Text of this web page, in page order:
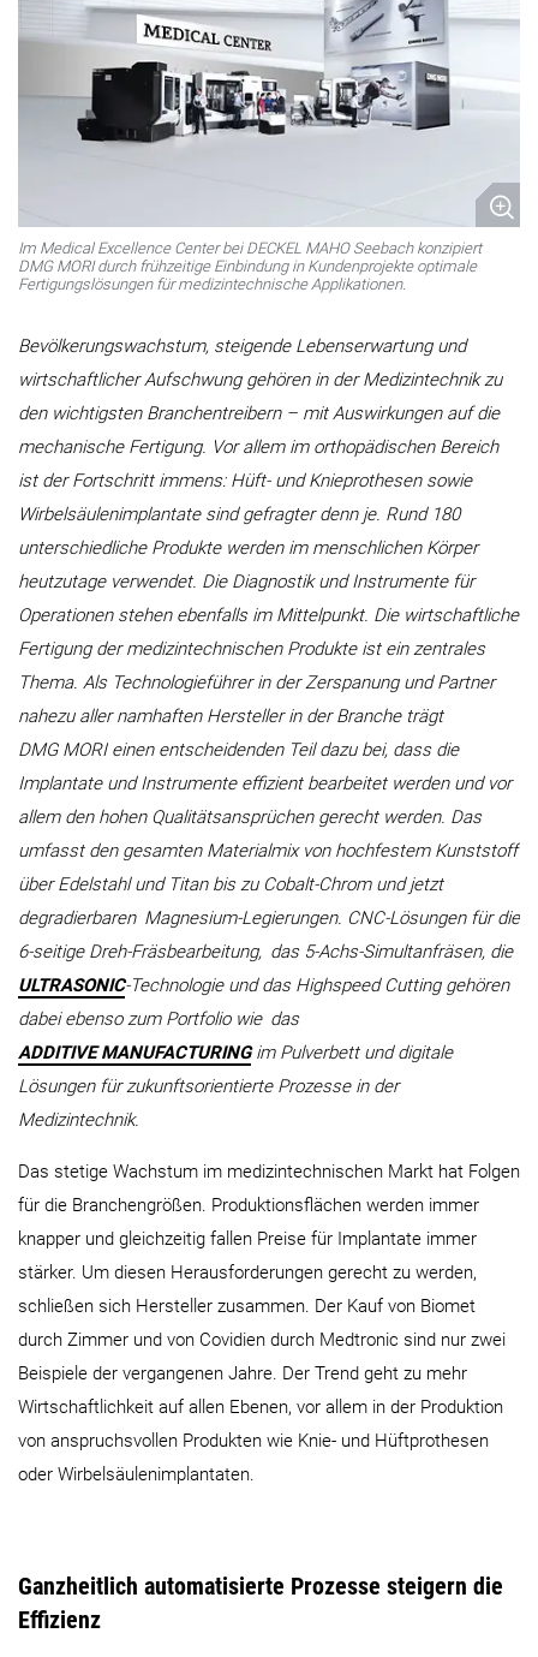
Im Medical Excellence Center bei DECKEL MAHO Seebach konzipiert
DMG MORI durch frühzeitige Einbindung in Kundenprojekte optimale
Fertigungslösungen für medizintechnische Applikationen.
Bevölkerungswachstum, steigende Lebenserwartung und
wirtschaftlicher Aufschwung gehören in der Medizintechnik zu
den wichtigsten Branchentreibern – mit Auswirkungen auf die
mechanische Fertigung. Vor allem im orthopädischen Bereich
ist der Fortschritt immens: Hüft- und Knieprothesen sowie
Wirbelsäulenimplantate sind gefragter denn je. Rund 180
unterschiedliche Produkte werden im menschlichen Körper
heutzutage verwendet. Die Diagnostik und Instrumente für
Operationen stehen ebenfalls im Mittelpunkt. Die wirtschaftliche
Fertigung der medizintechnischen Produkte ist ein zentrales
Thema. Als Technologieführer in der Zerspanung und Partner
nahezu aller namhaften Hersteller in der Branche trägt
DMG MORI einen entscheidenden Teil dazu bei, dass die
Implantate und Instrumente effizient bearbeitet werden und vor
allem den hohen Qualitätsansprüchen gerecht werden. Das
umfasst den gesamten Materialmix von hochfestem Kunststoff
über Edelstahl und Titan bis zu Cobalt-Chrom und jetzt
degradierbaren Magnesium-Legierungen. CNC-Lösungen für die
6-seitige Dreh-Fräsbearbeitung, das 5-Achs-Simultanfräsen, die
ULTRASONIC-Technologie und das Highspeed Cutting gehören
dabei ebenso zum Portfolio wie das
ADDITIVE MANUFACTURINGim Pulverbett und digitale
Lösungen für zukunftsorientierte Prozesse in der
Medizintechnik.
Das stetige Wachstum im medizintechnischen Markt hat Folgen
für die Branchengrößen. Produktionsflächen werden immer
knapper und gleichzeitig fallen Preise für Implantate immer
stärker. Um diesen Herausforderungen gerecht zu werden,
schließen sich Hersteller zusammen. Der Kauf von Biomet
durch Zimmer und von Covidien durch Medtronic sind nur zwei
Beispiele der vergangenen Jahre. Der Trend geht zu mehr
Wirtschaftlichkeit auf allen Ebenen, vor allem in der Produktion
von anspruchsvollen Produkten wie Knie- und Hüftprothesen
oder Wirbelsäulenimplantaten.​​​​​​​
Ganzheitlich automatisierte Prozesse steigern die
Effizienz